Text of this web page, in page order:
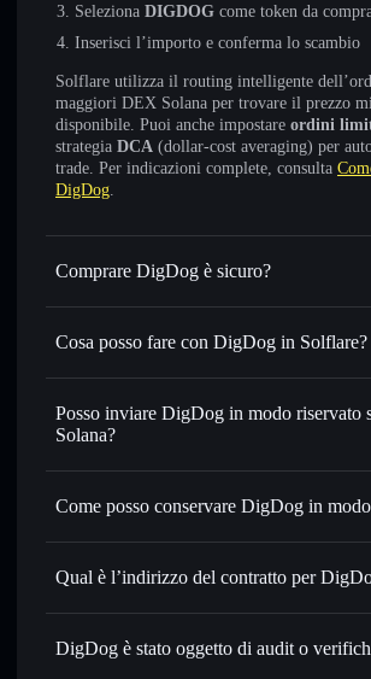
Seleziona DIGDOG come token da
Inserisci l’importo e conferma lo scambio
Solflare utilizza il routing intelligente
maggiori DEX Solana per trovare il prezzo
disponibile. Puoi anche impostare ordini
strategia DCA (dollar-cost averaging) per
trade. Per indicazioni complete, consulta
DigDog.
Comprare DigDog è sicuro?
DigDog non è verificato
Cosa posso fare con DigDog in Solflare?
DigDog
wallet Solflare
Scambiare istantaneamente— scambia
SOL, USDC o in migliaia di altri token
prezzo desiderato di DIGDOG
Usare il DCA— applica la strategia dollar-
— trasferisci
collegare pubblicamente i wallet usando
Posso inviare DigDog in modo riservato
Solana?
Aggregatore di
Solflare
Come posso conservare DigDog in
DigDog
Aggregatore
Qual è l’indirizzo del contratto per
DigDog è stato oggetto di audit o